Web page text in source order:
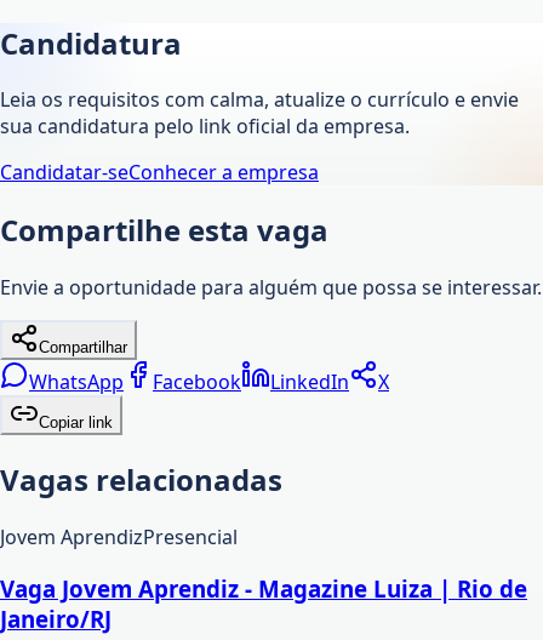
Candidatura
Leia os requisitos com calma, atualize o currículo e envie
sua candidatura pelo link oficial da empresa.
Candidatar-seConhecer a empresa
Compartilhe esta vaga
Envie a oportunidade para alguém que possa se interessar.
Compartilhar
WhatsApp Facebook LinkedIn X
Copiar link
Vagas relacionadas
Jovem AprendizPresencial
Vaga Jovem Aprendiz - Magazine Luiza | Rio de
Janeiro/RJ